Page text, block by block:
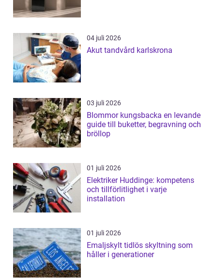
04 juli 2026
Akut tandvård karlskrona
03 juli 2026
Blommor kungsbacka en levande
guide till buketter, begravning och
bröllop
01 juli 2026
Elektriker Huddinge: kompetens
och tillförlitlighet i varje
installation
01 juli 2026
Emaljskylt tidlös skyltning som
håller i generationer